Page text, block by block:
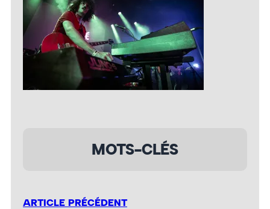
MOTS-CLÉS
ARTICLE PRÉCÉDENT